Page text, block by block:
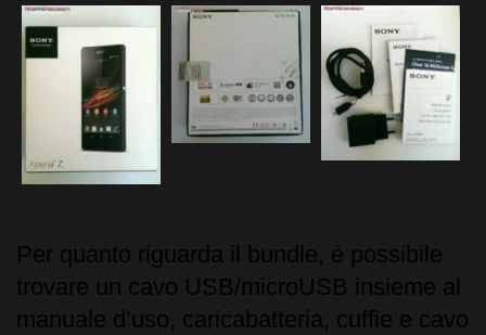
Per quanto riguarda il bundle, è possibile
trovare un cavo USB/microUSB insieme al
manuale d’uso, caricabatteria, cuffie e cavo